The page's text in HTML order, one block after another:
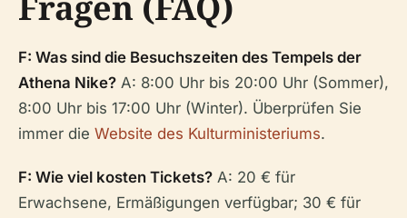
F: Was sind die Besuchszeiten des Tempels der
Athena Nike? A: 8:00 Uhr bis 20:00 Uhr (Sommer),
8:00 Uhr bis 17:00 Uhr (Winter). Überprüfen Sie
immer die Website des Kulturministeriums.
F: Wie viel kosten Tickets? A: 20 € für
Erwachsene, Ermäßigungen verfügbar; 30 € für